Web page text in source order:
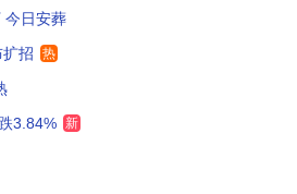
今日安葬
招 热
3.84% 新